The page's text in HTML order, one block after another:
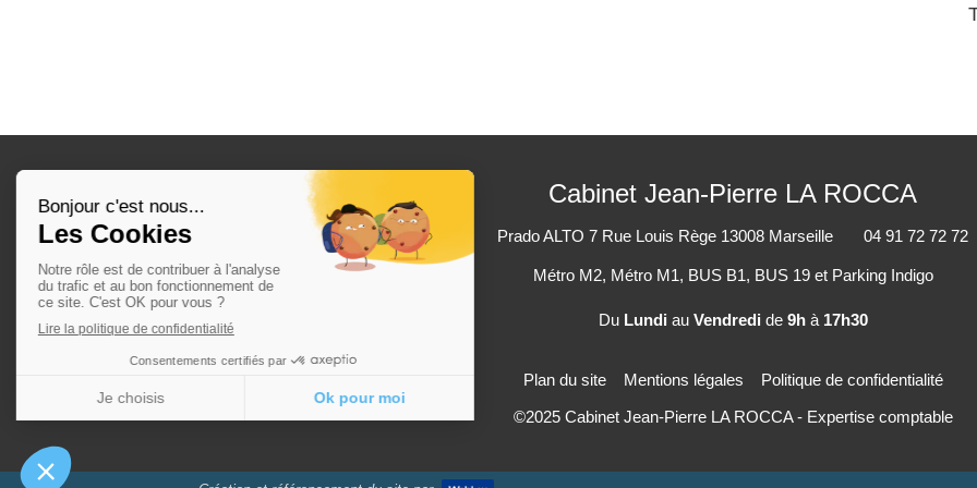
Cabinet Jean-Pierre LA ROCCA
Prado ALTO 7 Rue Louis Rège 13008 Marseille 04 91 72 72 72
Métro M2, Métro M1, BUS B1, BUS 19 et Parking Indigo
Du Lundi au Vendredi de 9hà 17h30
Plan du site Mentions légales
Politique de confidentialité
©2025 Cabinet Jean-Pierre LA ROCCA - Expertise comptable